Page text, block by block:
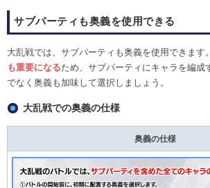
サブパーティも奥義を使用できる
大乱戦では、サブパーティも奥義を使用できます。
も重要になるため、サブパーティにキャラを編成
でなく奥義も加味して選択しましょう。
大乱戦での奥義の仕様
奥義の仕様